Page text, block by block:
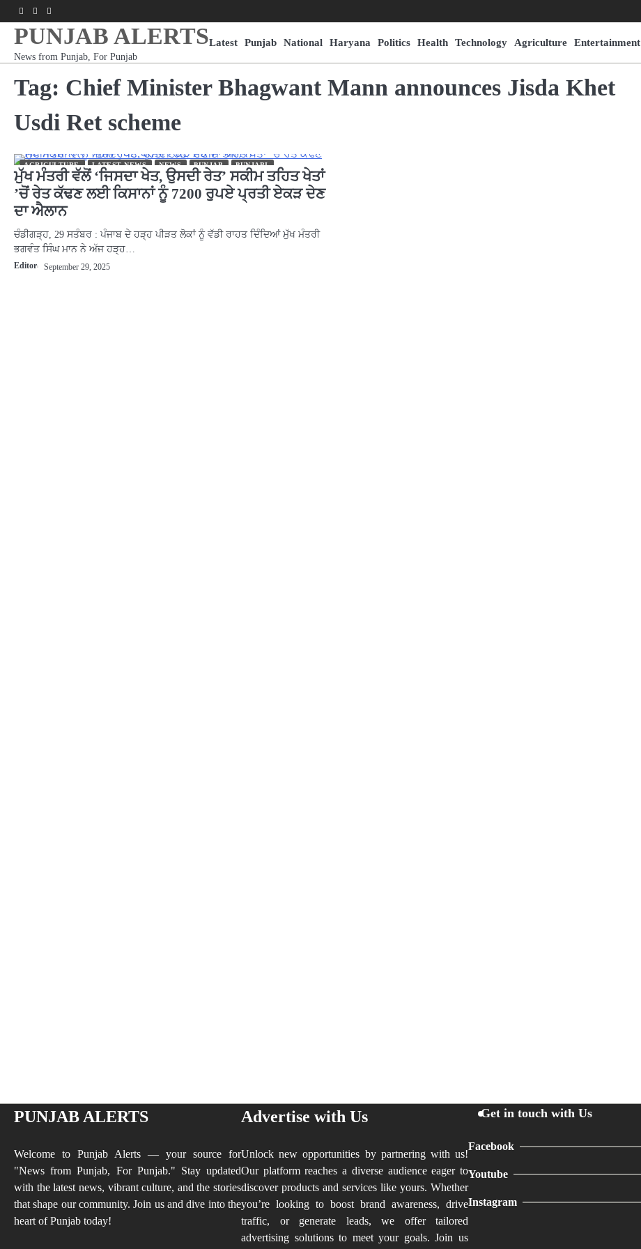
to
content
Facebook
YoutubeInstagram
PUNJAB ALERTS
News from Punjab, For Punjab
Latest Punjab National Haryana Politics Health Technology Agriculture Entertainment
Tag: Chief Minister Bhagwant Mann announces Jisda Khet
Usdi Ret scheme
AGRICULTURE LATEST NEWS NEWS PUNJAB PUNJABI
ਮੁੱਖ ਮੰਤਰੀ ਵੱਲੋਂ ‘ਜਿਸਦਾ ਖੇਤ, ਉਸਦੀ ਰੇਤ’ ਸਕੀਮ ਤਹਿਤ ਖੇਤਾਂ
’ਚੋਂ ਰੇਤ ਕੱਢਣ ਲਈ ਕਿਸਾਨਾਂ ਨੂੰ 7200 ਰੁਪਏ ਪ੍ਰਤੀ ਏਕੜ ਦੇਣ
ਦਾ ਐਲਾਨ
ਚੰਡੀਗੜ੍ਹ, 29 ਸਤੰਬਰ : ਪੰਜਾਬ ਦੇ ਹੜ੍ਹ ਪੀੜਤ ਲੋਕਾਂ ਨੂੰ ਵੱਡੀ ਰਾਹਤ ਦਿੰਦਿਆਂ ਮੁੱਖ ਮੰਤਰੀ
ਭਗਵੰਤ ਸਿੰਘ ਮਾਨ ਨੇ ਅੱਜ ਹੜ੍ਹ…
Editor September 29, 2025
PUNJAB ALERTS
Welcome to Punjab Alerts — your source for
"News from Punjab, For Punjab." Stay updated
with the latest news, vibrant culture, and the stories
that shape our community. Join us and dive into the
heart of Punjab today!
Advertise with Us
Unlock new opportunities by partnering with us!
Our platform reaches a diverse audience eager to
discover products and services like yours. Whether
you’re looking to boost brand awareness, drive
traffic, or generate leads, we offer tailored
advertising solutions to meet your goals. Join us
Get in touch with Us
Facebook
Youtube
Instagram